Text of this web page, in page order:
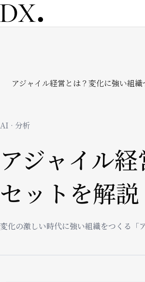
メ
ン
パ
ン
く
ず
アジャイル経営とは？変化に強い組
AI · 分析
アジャイル
セットを解説
変化の激しい時代に強い組織をつくる「